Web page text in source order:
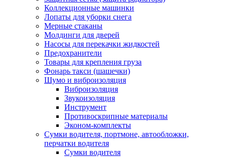
Коллекционные машинки
Лопаты для уборки снега
Мерные стаканы
Молдинги для дверей
Насосы для перекачки жидкостей
Предохранители
Товары для крепления груза
Фонарь такси (шашечки)
Шумо и виброизоляция
Виброизоляция
Звукоизоляция
Инструмент
Противоскрипные материалы
Эконом-комплекты
Сумки водителя, портмоне, автообложки,
перчатки водителя
Cумки водителя